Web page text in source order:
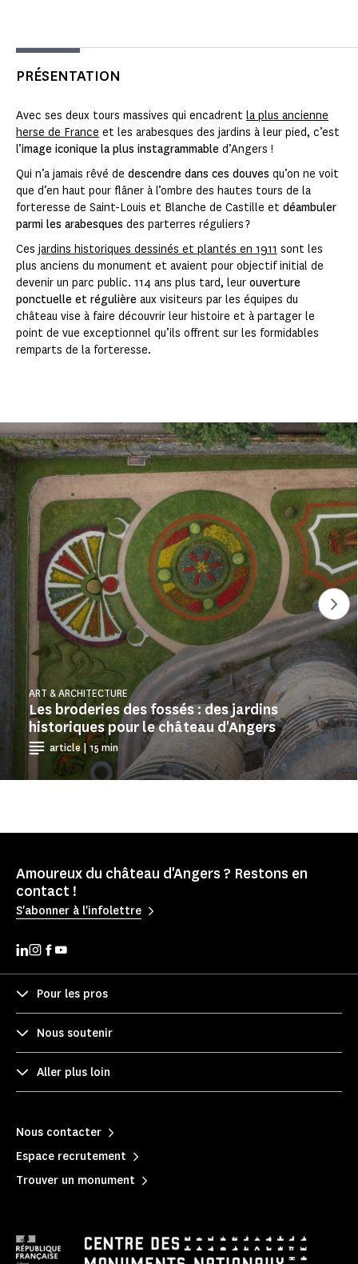
PRÉSENTATION
Avec ses deux tours massives qui encadrent la plus ancienne
herse de France et les arabesques des jardins à leur pied, c’est
l’image iconique la plus instagrammable d’Angers !
Qui n’a jamais rêvé de descendre dans ces douves qu’on ne voit
que d’en haut pour flâner à l’ombre des hautes tours de la
forteresse de Saint-Louis et Blanche de Castille et déambuler
parmi les arabesques des parterres réguliers ?
Ces jardins historiques dessinés et plantés en 1911 sont les
plus anciens du monument et avaient pour objectif initial de
devenir un parc public. 114 ans plus tard, leur ouverture
ponctuelle et régulière aux visiteurs par les équipes du
château vise à faire découvrir leur histoire et à partager le
point de vue exceptionnel qu’ils offrent sur les formidables
remparts de la forteresse.
Les broderies des fossés : des jardins
historiques pour le château d'Angers
ART & ARCHITECTURE
article | 15 min
Amoureux du château d'Angers ? Restons en
contact !
S'abonner à l'infolettre
Pour les pros
Nous soutenir
Aller plus loin
Nous contacter
Espace recrutement
Trouver un monument